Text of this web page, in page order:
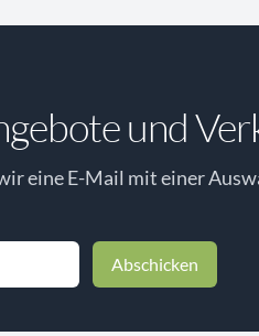
und
eine E-Mail mit einer
Abschicken